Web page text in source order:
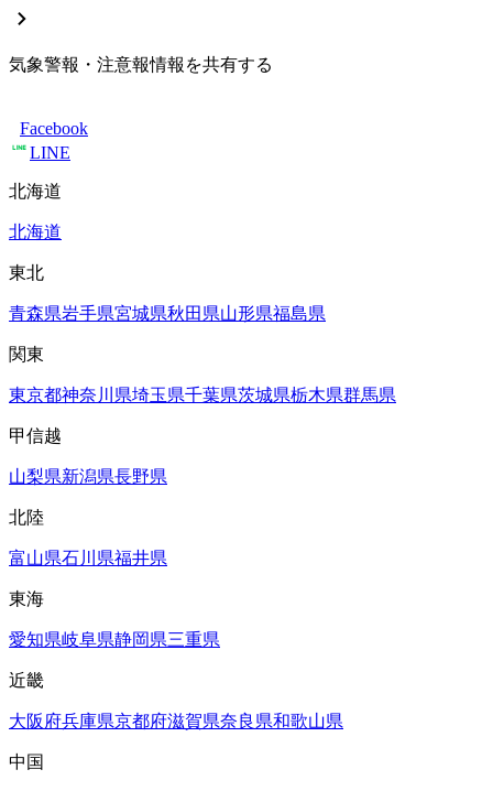
気象警報・注意報情報を共有する
Facebook
LINE
北海道
北海道
東北
青森県岩手県宮城県秋田県山形県福島県
関東
東京都神奈川県埼玉県千葉県茨城県栃木県群馬県
甲信越
山梨県新潟県長野県
北陸
富山県石川県福井県
東海
愛知県岐阜県静岡県三重県
近畿
大阪府兵庫県京都府滋賀県奈良県和歌山県
中国